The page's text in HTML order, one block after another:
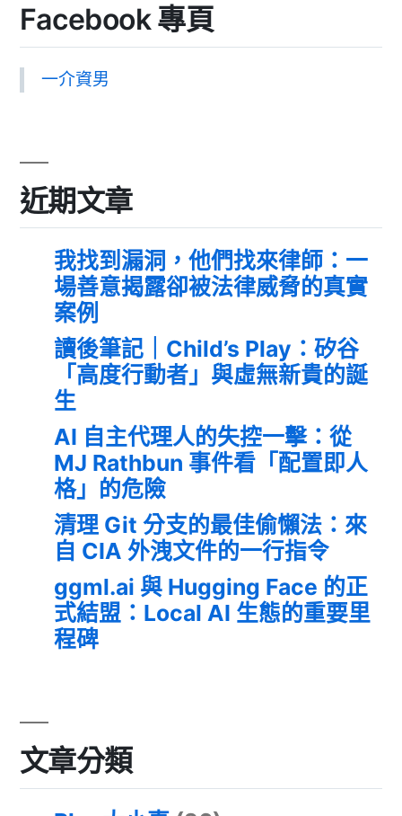
Facebook 專頁
一介資男
近期文章
我找到漏洞，他們找來律師：一
場善意揭露卻被法律威脅的真實
案例
讀後筆記｜Child’s Play：矽谷
「高度行動者」與虛無新貴的誕
生
AI 自主代理人的失控一擊：從
MJ Rathbun 事件看「配置即人
格」的危險
清理 Git 分支的最佳偷懶法：來
自 CIA 外洩文件的一行指令
ggml.ai 與 Hugging Face 的正
式結盟：Local AI 生態的重要里
程碑
文章分類